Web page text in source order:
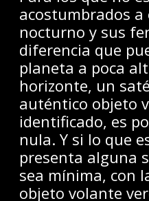
acostumbrados a
nocturno y sus
diferencia que
planeta a poca
horizonte, un
auténtico objeto
identificado, es
nula. Y si lo que
presenta alguna
sea mínima, con
objeto volante